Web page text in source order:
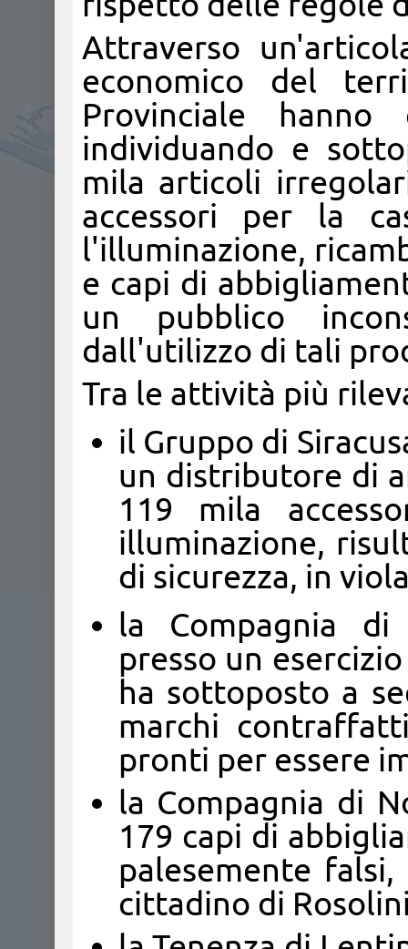
Attraverso
economico del
Provinciale hanno
individuando e
mila articoli
accessori per la
l'illuminazione,
e capi di
un pubblico
dall'utilizzo di tali
Tra le attività più
il Gruppo di
un distributore di
119 mila
illuminazione,
di sicurezza, in
la Compagnia di
presso un
ha sottoposto a
marchi
pronti per essere
la Compagnia di
179 capi di
palesemente
cittadino di